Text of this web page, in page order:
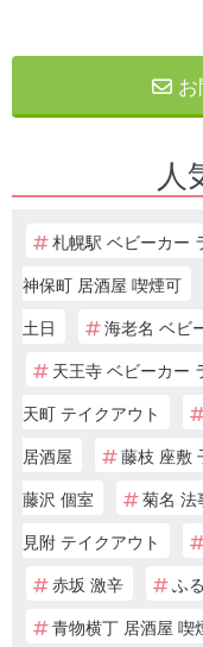
人
札幌駅 ベビーカー
神保町 居酒屋 喫煙可
土日
海老名 ベビ
天王寺 ベビーカー
天町 テイクアウト
居酒屋
藤枝 座敷
藤沢 個室
菊名 法
見附 テイクアウト
赤坂 激辛
ふ
青物横丁 居酒屋 喫